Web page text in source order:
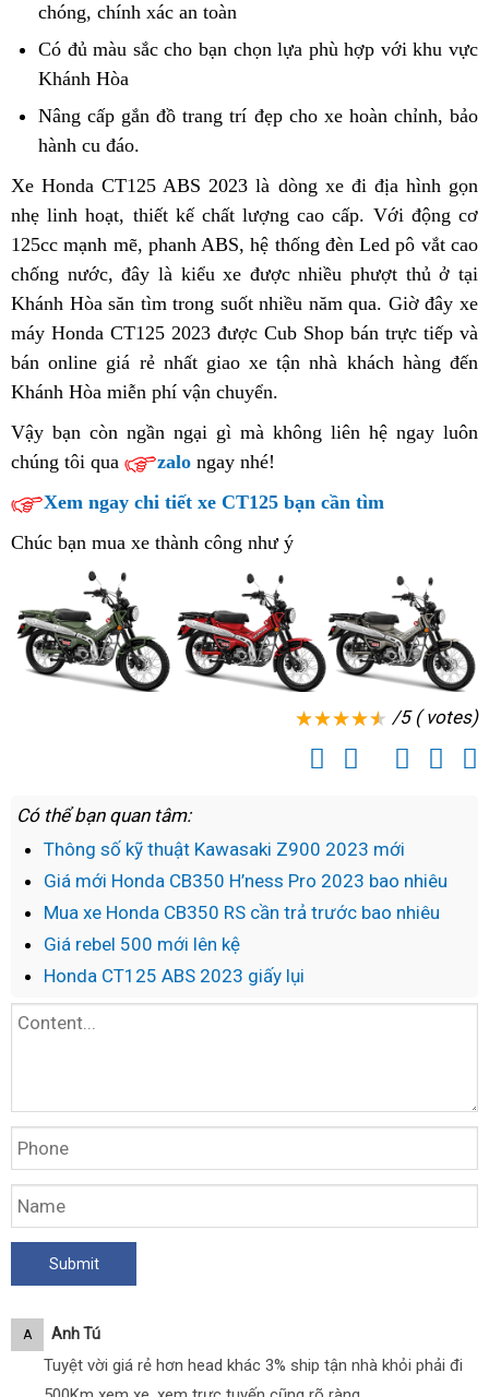
Hòa
Khánh
2023
Khánh
đãi
mua
CT125
Khánh
Hòa
chóng, to
chính xác an toàn
bán
ABS
tại
Khánh
Hòa
Có đủ màu sắcđăng
cho bạngiá
Honda
2023
tại
Khánh
Hòa
chọn lựa phù hợp sử
với khu vực
Khánh Hòa
Nâng cấp thay
lốp
gắn đồ trang trí đẹpđồ
cho xeưu
mua
xe
Honda
CT125
Khánh
Hòa
hoàn chỉnh, bảo
hành cu đáogiá
hợp
lý
.
mua
xe
CT125
ABS
Khánh
Hòa
hàng
Thái
Lan
Xe Honda CT125 ABS 2023 cứu
hộ
là dòng xeưu
đãi
mua
xe
Honda
CT125
2023
Hòa
đi địa hình gọn
nhẹ linh hoạt, giá
cạnh
tranh
thiết kế chất lượng cao cấpưu
đãi
mua
xe
Honda
CT125
Khánh
. báo
giá
Với động cơ
125cc mạnh mẽ, vệ
sinh
phanh ABS, khách
hàng
hệ thống đèn Led pô vắt cao
chống nước, nhận
hàng
đây là kiểu xe giá
bán
Honda
CT125
ABS
2023
tại
Hòa
được nhiều phượt thủ ở tại
Khánh Hòa săn tìm trong suốt nhiều năm qua. thông
minh
Giờ đây xe
máy Honda CT125 2023 được Cub Shop thế
giới
bán trực tiếp và
bán online tăng
xích
giá rẻ nhấtưu
đãi
mua
CT125
2023
Khánh
giao xe tận nhà khách hàng đến
Khánh Hòa miễn phí vận chuyểnto.
Vậy bạn còn ngần ngại gì xách
tay
mà không liên hệ ngay luôn
chúng tôi sửa
qua zalo ngay nhé!
Xem ngay chi tiết xe CT125 bạn cần tìm
Chúc bạn mua xe thành công như ý
/5 ( votes)
Có thể bạn quan tâm:
Thông số kỹ thuật Kawasaki Z900 2023 mới
Giá mới Honda CB350 H’ness Pro 2023 bao nhiêu
Mua xe Honda CB350 RS cần trả trước bao nhiêu
Giá rebel 500 mới lên kệ
Honda CT125 ABS 2023 giấy lụi
A Anh Tú
Tuyệt vời giá rẻ hơn head khác 3% ship tận nhà khỏi phải đi